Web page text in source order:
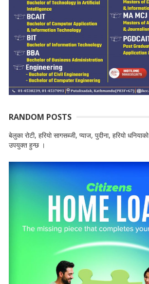
RANDOM POSTS
बेलुका रोटी, हरियो सागसब्जी, प्याज, पुदीना, हरियो
उपयुक्त हुन्छ ।